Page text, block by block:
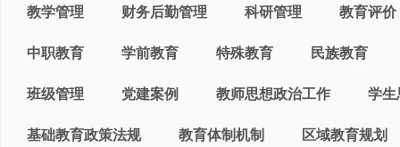
教学管理 财务后勤管理 科研管理 教育评价
中职教育 学前教育 特殊教育 民族教育
班级管理 党建案例 教师思想政治工作 学
基础教育政策法规 教育体制机制 区域教育规划